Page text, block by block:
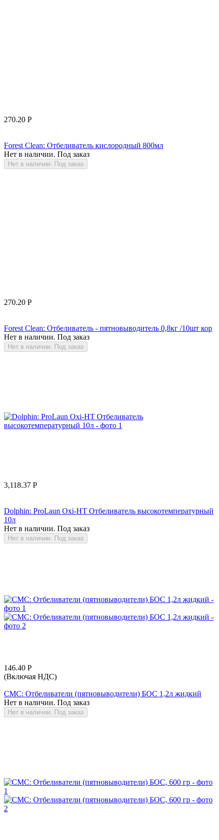
270.20 Р
Forest Clean: Отбеливатель кислородный 800мл
Нет в наличии. Под заказ
Нет в наличии. Под заказ
270.20 Р
Forest Clean: Отбеливатель - пятновыводитель 0,8кг /10шт кор
Нет в наличии. Под заказ
Нет в наличии. Под заказ
3,118.37 Р
Dolphin: ProLaun Oxi-HT Отбеливатель высокотемпературный
10л
Нет в наличии. Под заказ
Нет в наличии. Под заказ
146.40 Р
(Включая НДС)
СМС: Отбеливатели (пятновыводители) БОС 1,2л жидкий
Нет в наличии. Под заказ
Нет в наличии. Под заказ